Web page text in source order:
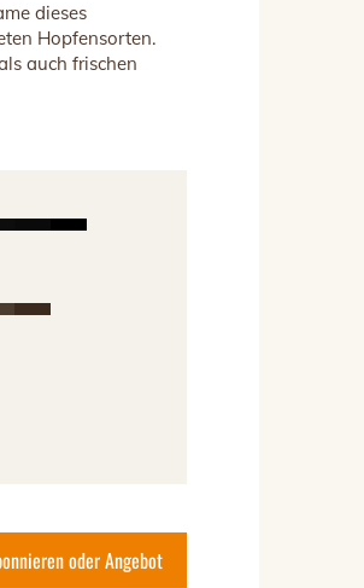
dieses
Hopfensorten.
auch frischen
oder Angebot